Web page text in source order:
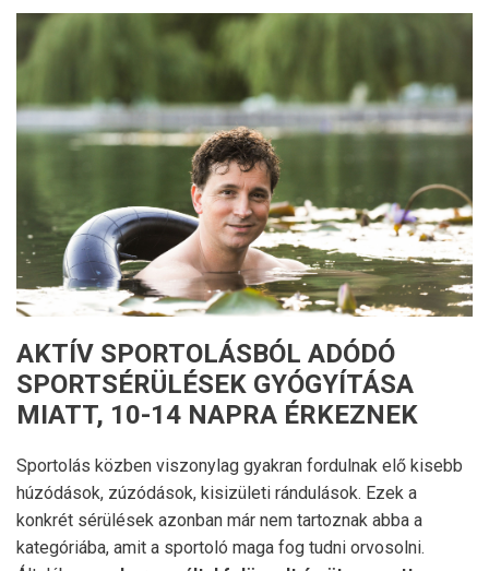
AKTÍV SPORTOLÁSBÓL ADÓDÓ
SPORTSÉRÜLÉSEK GYÓGYÍTÁSA
MIATT, 10-14 NAPRA ÉRKEZNEK
Sportolás közben viszonylag gyakran fordulnak elő kisebb
húzódások, zúzódások, kisizületi rándulások. Ezek a
konkrét sérülések azonban már nem tartoznak abba a
kategóriába, amit a sportoló maga fog tudni orvosolni.